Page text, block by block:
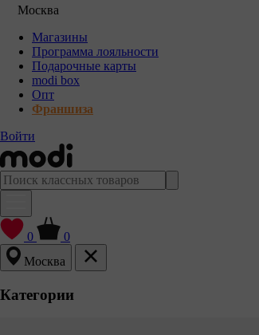
Москва
Магазины
Программа лояльности
Подарочные карты
modi box
Опт
Франшиза
Войти
0
0
Москва
Категории